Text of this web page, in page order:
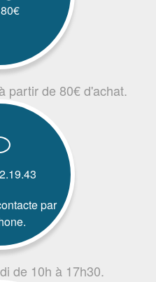
partir de 80€ d'achat.
par
de 10h à 17h30.